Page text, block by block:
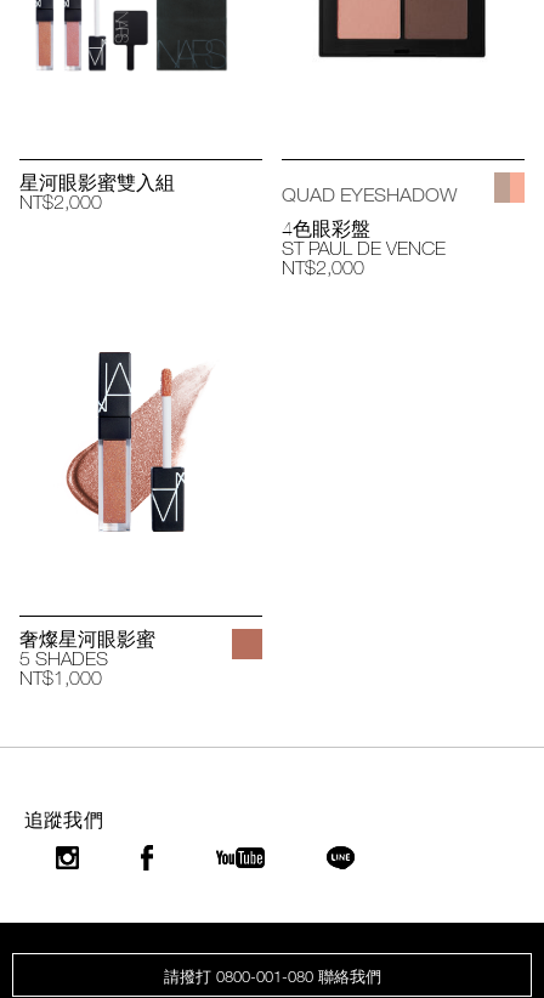
星河眼影蜜雙入組
NT$2,000
QUAD EYESHADOW
4色眼彩盤
ST PAUL DE VENCE
NT$2,000
奢燦星河眼影蜜
5 SHADES
NT$1,000
追蹤我們
請撥打 0800-001-080 聯絡我們